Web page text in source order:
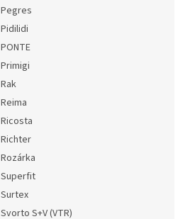
Pegres
Pidilidi
PONTE
Primigi
Rak
Reima
Ricosta
Richter
Rozárka
Superfit
Surtex
Svorto S+V (VTR)